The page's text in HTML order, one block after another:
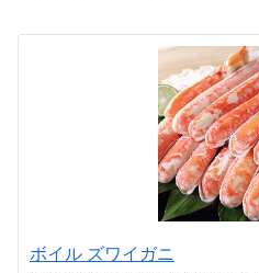
ボイル ズワイガニ